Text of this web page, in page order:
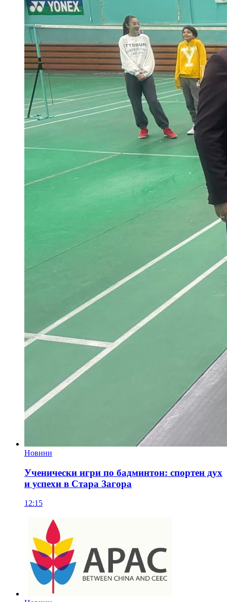
Новини
Ученически игри по бадминтон: спортен дух
и успехи в Стара Загора
12:15